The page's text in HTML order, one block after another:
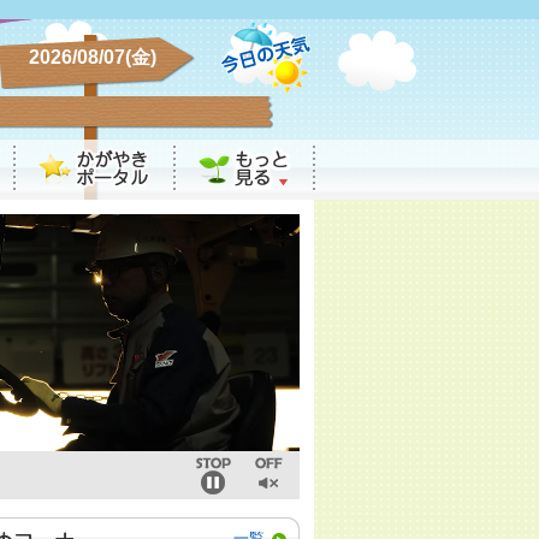
2026/08/07(金)